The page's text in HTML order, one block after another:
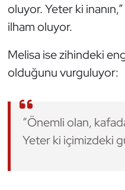
oluyor. Yeter ki
ilham oluyor.
Melisa ise zihindeki
olduğunu vurguluyor:
“Önemli olan,
Yeter ki içimizdeki
Motor Sporları
Muay Thai
Okçuluk
Optimist
Oryantiring